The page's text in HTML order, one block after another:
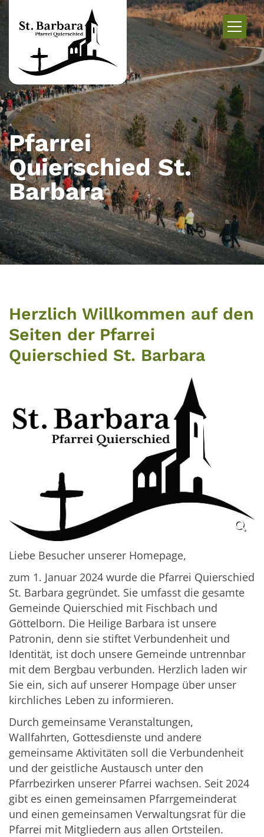
Zum Inhalt springen
Pfarrei
Quierschied St.
Barbara
Herzlich Willkommen auf den
Seiten der Pfarrei
Quierschied St. Barbara
Liebe Besucher unserer Homepage,
zum 1. Januar 2024 wurde die Pfarrei Quierschied
St. Barbara gegründet. Sie umfasst die gesamte
Gemeinde Quierschied mit Fischbach und
Göttelborn. Die Heilige Barbara ist unsere
Patronin, denn sie stiftet Verbundenheit und
Identität, ist doch unsere Gemeinde untrennbar
mit dem Bergbau verbunden. Herzlich laden wir
Sie ein, sich auf unserer Hompage über unser
kirchliches Leben zu informieren.
Durch gemeinsame Veranstaltungen,
Wallfahrten, Gottesdienste und andere
gemeinsame Aktivitäten soll die Verbundenheit
und der geistliche Austausch unter den
Pfarrbezirken unserer Pfarrei wachsen. Seit 2024
gibt es einen gemeinsamen Pfarrgemeinderat
und einen gemeinsamen Verwaltungsrat für die
Pfarrei mit Mitgliedern aus allen Ortsteilen.